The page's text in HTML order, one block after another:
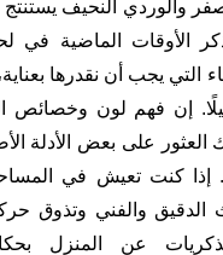
والوردي النحيف
الأوقات الماضية
التي يجب أن نقدرها
إن فهم لون وخصائص
على بعض الأدلة
إذا كنت تعيش في
الدقيق والفني وتذوق
عن المنزل